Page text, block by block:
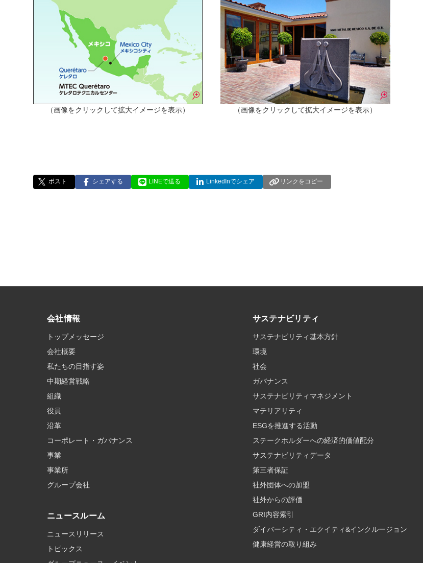
（画像をクリックして拡大イメージを表示） （画像をクリックして拡大イメージを表示）
ポスト シェアする LINEで送る LinkedInでシェア リンクをコピー
会社情報
トップメッセージ
会社概要
私たちの目指す姿
中期経営戦略
組織
役員
沿革
コーポレート・ガバナンス
事業
事業所
グループ会社
ニュースルーム
ニュースリリース
トピックス
サステナビリティ
サステナビリティ基本方針
環境
社会
ガバナンス
サステナビリティマネジメント
マテリアリティ
ESGを推進する活動
ステークホルダーへの経済的価値配分
サステナビリティデータ
第三者保証
社外団体への加盟
社外からの評価
GRI内容索引
ダイバーシティ・エクイティ&インクルージョン
健康経営の取り組み